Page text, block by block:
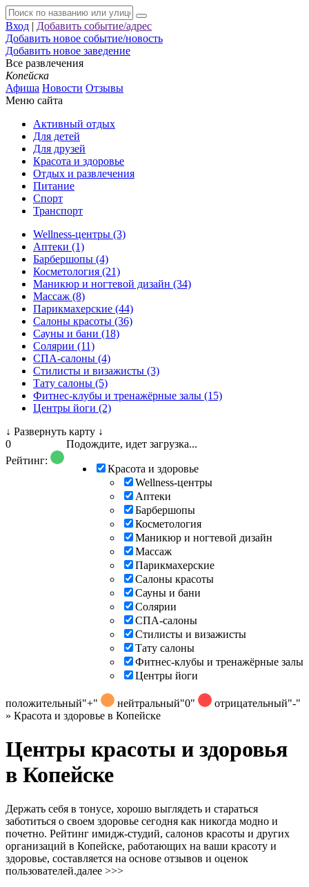
Вход | Добавить событие/адрес
Добавить новое событие/новость
Добавить новое заведение
Все развлечения
Копейска
Афиша Новости Отзывы
Меню сайта
Активный отдых
Для детей
Для друзей
Красота и здоровье
Отдых и развлечения
Питание
Спорт
Транспорт
Wellness-центры (3)
Аптеки (1)
Барбершопы (4)
Косметология (21)
Маникюр и ногтевой дизайн (34)
Массаж (8)
Парикмахерские (44)
Салоны красоты (36)
Сауны и бани (18)
Солярии (11)
СПА-салоны (4)
Стилисты и визажисты (3)
Тату салоны (5)
Фитнес-клубы и тренажёрные залы (15)
Центры йоги (2)
↓ Развернуть карту ↓
Подождите, идет загрузка...
Красота и здоровье
Wellness-центры
Аптеки
Барбершопы
Косметология
Маникюр и ногтевой дизайн
Массаж
Парикмахерские
Салоны красоты
Сауны и бани
Солярии
СПА-салоны
Стилисты и визажисты
Тату салоны
Фитнес-клубы и тренажёрные залы
Центры йоги
0
Рейтинг:
положительный"+" нейтральный"0" отрицательный"-"
» Красота и здоровье в Копейске
Центры красоты и здоровья
в Копейске
Держать себя в тонусе, хорошо выглядеть и стараться
заботиться о своем здоровье сегодня как никогда модно и
почетно. Рейтинг имидж-студий, салонов красоты и других
организаций в Копейске, работающих на ваши красоту и
здоровье, составляется на основе отзывов и оценок
пользователей.далее >>>